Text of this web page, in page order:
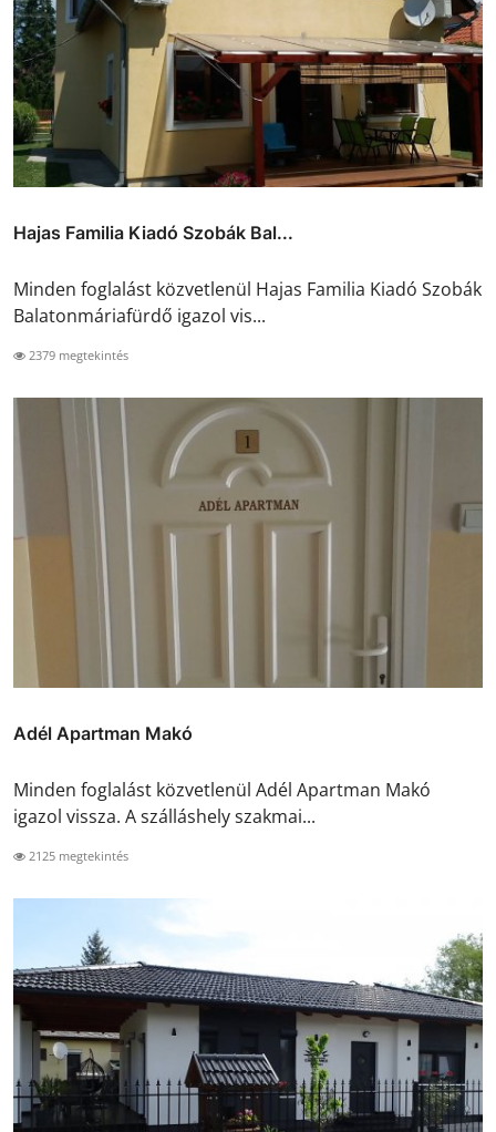
Hajas Familia Kiadó Szobák Bal...
Minden foglalást közvetlenül Hajas Familia Kiadó Szobák
Balatonmáriafürdő igazol vis...
2379 megtekintés
Adél Apartman Makó
Minden foglalást közvetlenül Adél Apartman Makó
igazol vissza. A szálláshely szakmai...
2125 megtekintés